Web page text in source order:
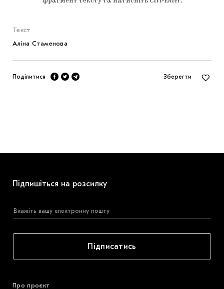
Текст
Аліна Стаменова
Поділитися Зберегти
Підпишіться на розсилку
Підписатись
Про проєкт